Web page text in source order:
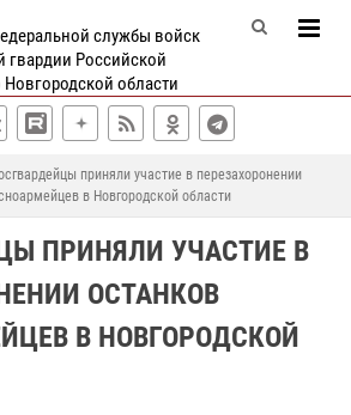
службы войск
гвардии Российской
области
приняли участие в перезахоронении
в Новгородской области
ПРИНЯЛИ УЧАСТИЕ В
ОСТАНКОВ
В НОВГОРОДСКОЙ